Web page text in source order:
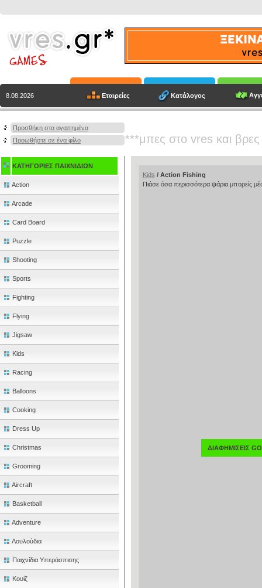
8.08.2026 Εταιρείες Κατάλογος
Προσθήκη στα αγαπημένα
Προωθήστε σε ένα φίλο
***μπες στο vres και
ΚΑΤΗΓΟΡΙΕΣ ΠΑΙΧΝΙΔΙΩΝ
Action
Arcade
Card Board
Puzzle
Shooting
Sports
Fighting
Flying
Jigsaw
Kids
Racing
Balloons
Cooking
Dress Up
Christmas
Grooming
Aircraft
Basketball
Adventure
Λουλούδια
Παιχνίδια Υπεράσπισης
Κουίζ
Kids / Action Fishing
Πιάσε όσα περισσότερα ψάρια μπορείς
ΔΙΑΦΗΜΙΣΕΙΣ